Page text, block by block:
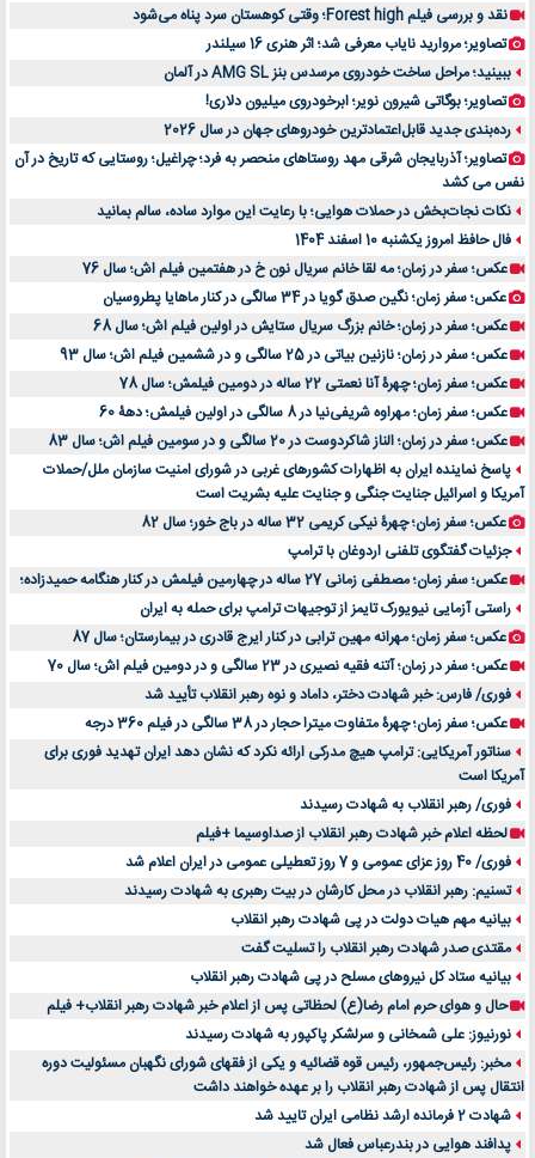
نقد و بررسی فیلم Forest high؛ وقتی کوهستان سرد پناه می‌شود
تصاویر؛ مروارید نایاب معرفی شد؛ اثر هنری 16 سیلندر
ببینید؛ مراحل ساخت خودروی مرسدس بنز AMG SL در آلمان
تصاویر؛ بوگاتی شیرون نویر؛ ابرخودروی میلیون دلاری!
رده‌بندی جدید قابل‌اعتمادترین خودروهای جهان در سال 2026
تصاویر؛ آذربایجان شرقی مهد روستاهای منحصر به فرد؛ چراغیل؛ روستایی که تاریخ در آن
نفس می کشد
نکات نجات‌بخش در حملات هوایی؛ با رعایت این موارد ساده، سالم بمانید
فال حافظ امروز یکشنبه 10 اسفند 1404
عکس؛ سفر در زمان؛ مه لقا خانم سریال نون خ در هفتمین فیلم اش؛ سال 76
عکس؛ سفر زمان؛ نگین صدق گویا در 34 سالگی در کنار ماهایا پطروسیان
عکس؛ سفر در زمان؛ خانم بزرگ سریال ستایش در اولین فیلم اش؛ سال 68
عکس؛ سفر در زمان؛ نازنین بیاتی در 25 سالگی و در ششمین فیلم اش؛ سال 93
عکس؛ سفر زمان؛ چهرۀ آنا نعمتی 22 ساله در دومین فیلمش؛ سال 78
عکس؛ سفر زمان؛ مهراوه شریفی‌نیا در 8 سالگی در اولین فیلمش؛ دهۀ 60
عکس؛ سفر در زمان؛ الناز شاکردوست در 20 سالگی و در سومین فیلم اش؛ سال 83
پاسخ نماینده ایران به اظهارات کشورهای غربی در شورای امنیت سازمان ملل/حملات
آمریکا و اسرائیل جنایت جنگی و جنایت علیه بشریت است
عکس؛ سفر زمان؛ چهرۀ نیکی کریمی 32 ساله در باج خور؛ سال 82
جزئیات گفتگوی تلفنی اردوغان با ترامپ
عکس؛ سفر زمان؛ مصطفی زمانی 27 ساله در چهارمین فیلمش در کنار هنگامه حمیدزاده؛
راستی آزمایی نیویورک تایمز از توجیهات ترامپ برای حمله به ایران
عکس؛ سفر زمان؛ مهرانه مهین ترابی در کنار ایرج قادری در بیمارستان؛ سال 87
عکس؛ سفر در زمان؛ آتنه فقیه نصیری در 23 سالگی و در دومین فیلم اش؛ سال 70
فوری/ فارس: خبر شهادت دختر، داماد و نوه رهبر انقلاب تأیید شد
عکس؛ سفر زمان؛ چهرۀ متفاوت میترا حجار در 38 سالگی در فیلم 360 درجه
سناتور آمریکایی: ترامپ هیچ مدرکی ارائه نکرد که نشان دهد ایران تهدید فوری برای
آمریکا است
فوری/ رهبر انقلاب به شهادت رسیدند
لحظه اعلام خبر شهادت رهبر انقلاب از صداوسیما +فیلم
فوری/ 40 روز عزای عمومی و 7 روز تعطیلی عمومی در ایران اعلام شد
تسنیم: رهبر انقلاب در محل کارشان در بیت رهبری به شهادت رسیدند
بیانیه مهم هیات دولت در پی شهادت رهبر انقلاب
مقتدی صدر شهادت رهبر انقلاب را تسلیت گفت
بیانیه ستاد کل نیروهای مسلح در پی شهادت رهبر انقلاب
حال و هوای حرم امام رضا(ع) لحظاتی پس از اعلام خبر شهادت رهبر انقلاب+ فیلم
نورنیوز: علی شمخانی و سرلشکر پاکپور به شهادت رسیدند
مخبر: رئیس‌جمهور، رئیس قوه ‌قضائیه و یکی از فقهای شورای نگهبان مسئولیت دوره
انتقال پس ‌از شهادت رهبر انقلاب را بر عهده خواهند داشت
شهادت 2 فرمانده ارشد نظامی ایران تایید شد
پدافند هوایی در بندرعباس فعال شد